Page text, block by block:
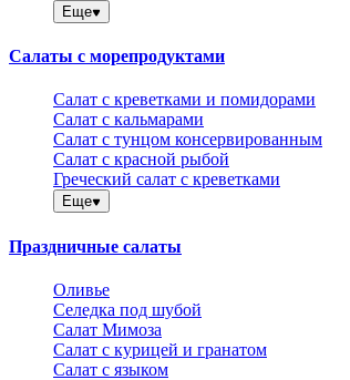
Еще
Салаты с морепродуктами
Салат с креветками и помидорами
Салат с кальмарами
Салат с тунцом консервированным
Салат с красной рыбой
Греческий салат с креветками
Еще
Праздничные салаты
Оливье
Селедка под шубой
Салат Мимоза
Салат с курицей и гранатом
Салат с языком